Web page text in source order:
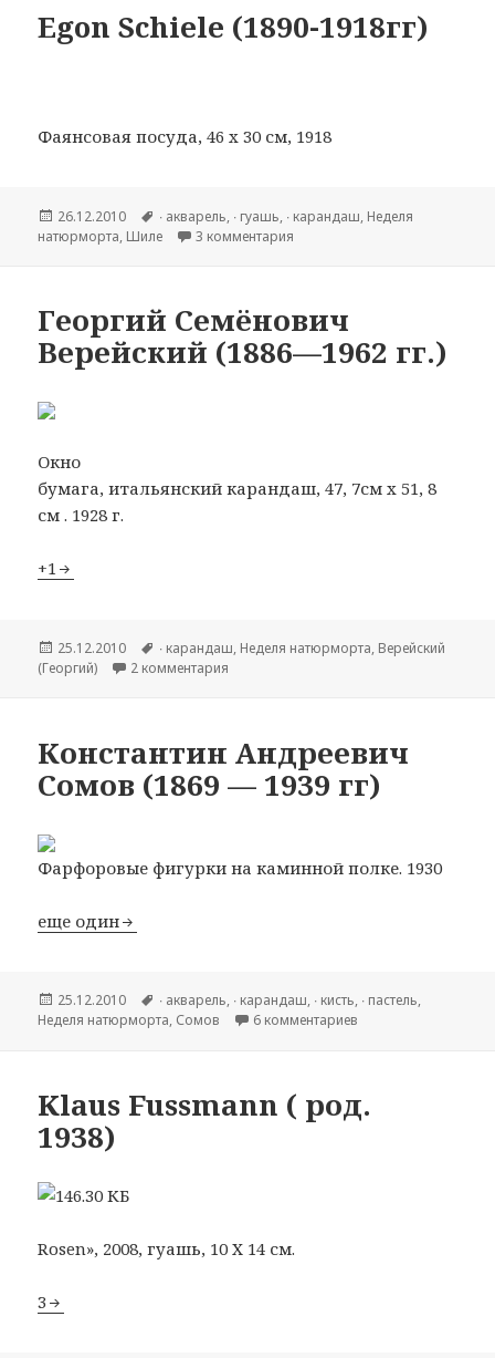
Egon Schiele (1890-1918гг)
Фаянсовая посуда, 46 x 30 см, 1918
Опубликовано
26.12.2010 Метки
∙ акварель, ∙ гуашь, ∙ карандаш, Hеделя
натюрморта, Шиле 3 комментария
Георгий Семёнович
Верейский (1886—1962 гг.)
Окно
бумага, итальянский карандаш, 47, 7см х 51, 8
см . 1928 г.
+1
Опубликовано
25.12.2010 Метки
∙ карандаш, Hеделя натюрморта, Верейский
(Георгий)
2 комментария
Константин Андреевич
Сомов (1869 — 1939 гг)
Фарфоровые фигурки на каминной полке. 1930
еще один
Опубликовано
25.12.2010 Метки
∙ акварель, ∙ карандаш, ∙ кисть, ∙ пастель,
Hеделя натюрморта, Сомов 6 комментариев
Klaus Fussmann ( род.
1938)
Rosen», 2008, гуашь, 10 Х 14 см.
3